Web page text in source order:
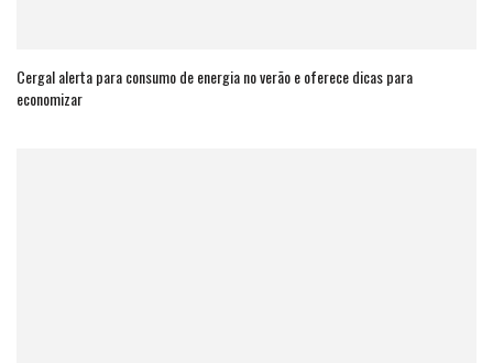
Cergal alerta para consumo de energia no verão e oferece dicas para
economizar